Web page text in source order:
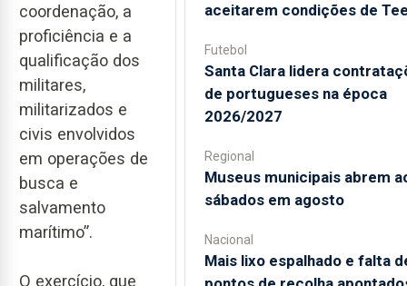
coordenação, a
proficiência e a
qualificação dos
militares,
militarizados e
civis envolvidos
em operações de
busca e
salvamento
marítimo”.
O exercício, que
aceitarem condições de
Futebol
Santa Clara lidera
de portugueses na época
2026/2027
Regional
Museus municipais abrem
sábados em agosto
Nacional
Mais lixo espalhado e falta